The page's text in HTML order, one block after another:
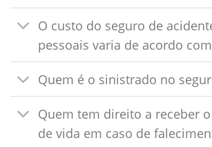
O custo do seguro de
pessoais varia de acordo
Quem é o sinistrado no
Quem tem direito a receber
de vida em caso de